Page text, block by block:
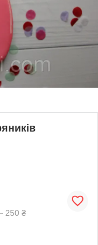
250 ₴